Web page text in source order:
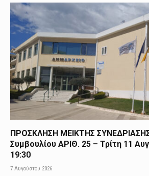
ΠΡΟΣΚΛΗΣΗ ΜΕΙΚΤΗΣ
Συμβουλίου ΑΡΙΘ. 25 – Τρίτη 11
19:30
7 Αυγούστου 2026